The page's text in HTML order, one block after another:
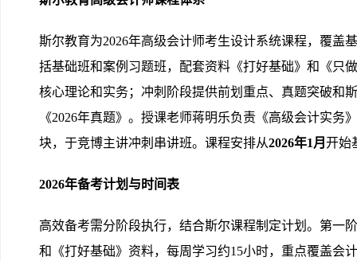
斯尔教育为2026年高级会计师考生设计系统课程，覆盖
括基础班和案例习题班，配套资料《打好基础》和《只
核心理论和实务；冲刺阶段提供前划重点、真题突破和
《2026年真题》。授课老师蒋明乐负责《高级会计实务
块，于竞博主讲冲刺串讲班。课程安排从2026年1月 开始
2026年备考计划与时间表
高效备考需分阶段执行，结合斯尔课程制定计划。第一
和《打好基础》资料，每周学习约15小时，重点覆盖会